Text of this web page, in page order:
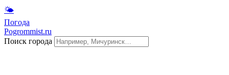
🌤
Погода
Pogrommist.ru
Поиск города